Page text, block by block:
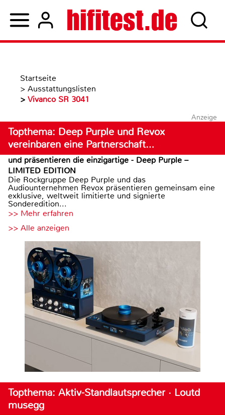
Startseite
> Ausstattungslisten
> Vivanco SR 3041
Anzeige
Topthema: Deep Purple und Revox
vereinbaren eine Partnerschaft…
und präsentieren die einzigartige - Deep Purple –
LIMITED EDITION
Die Rockgruppe Deep Purple und das
Audiounternehmen Revox präsentieren gemeinsam eine
exklusive, weltweit limitierte und signierte
Sonderedition...
>> Mehr erfahren
>> Alle anzeigen
Topthema: Aktiv-Standlautsprecher · Loutd
musegg